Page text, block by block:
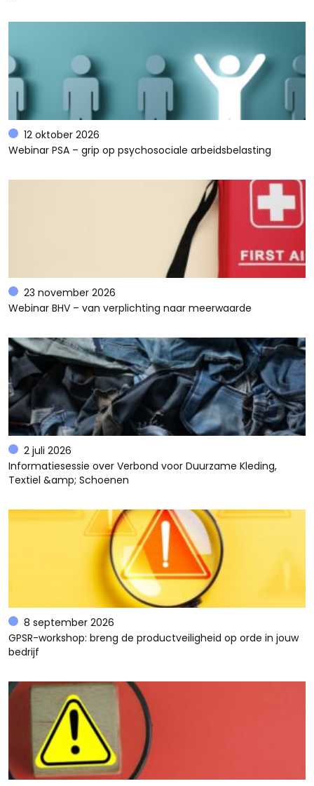
12 oktober 2026
Webinar PSA – grip op psychosociale arbeidsbelasting
23 november 2026
Webinar BHV – van verplichting naar meerwaarde
2 juli 2026
Informatiesessie over Verbond voor Duurzame Kleding,
Textiel &amp; Schoenen
8 september 2026
GPSR-workshop: breng de productveiligheid op orde in jouw
bedrijf